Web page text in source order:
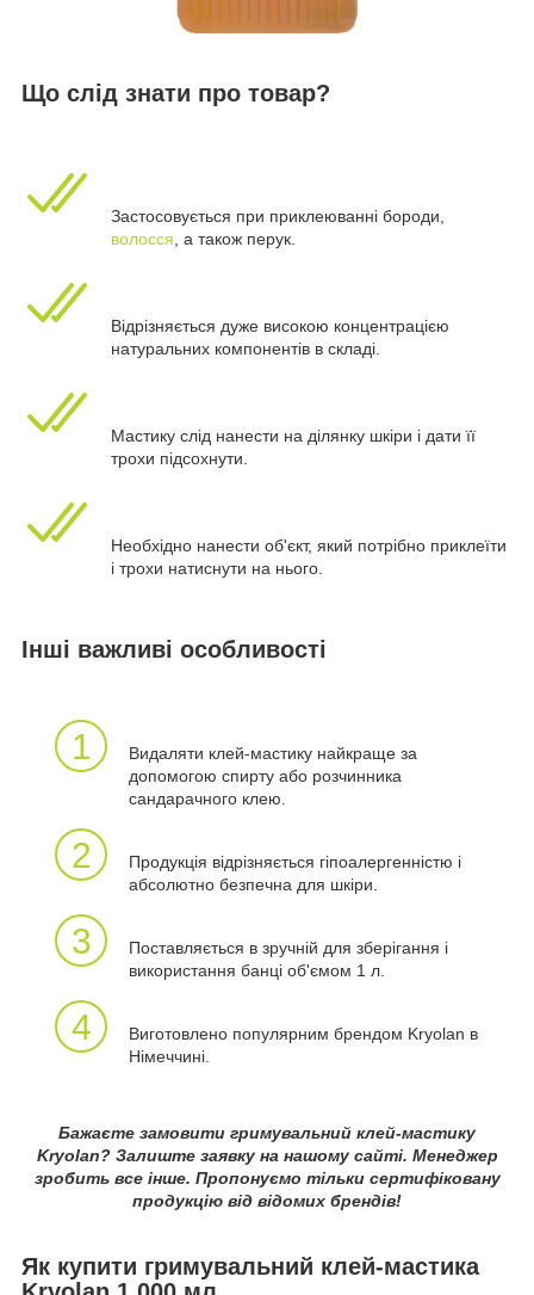
Що слід знати про товар?
Застосовується при приклеюванні бороди,
волосся, а також перук.
Відрізняється дуже високою концентрацією
натуральних компонентів в складі.
Мастику слід нанести на ділянку шкіри і дати її
трохи підсохнути.
Необхідно нанести об'єкт, який потрібно приклеїти
і трохи натиснути на нього.
Інші важливі особливості
1
Видаляти клей-мастику найкраще за
допомогою спирту або розчинника
сандарачного клею.
2
Продукція відрізняється гіпоалергенністю і
абсолютно безпечна для шкіри.
3
Поставляється в зручній для зберігання і
використання банці об'ємом 1 л.
4
Виготовлено популярним брендом Kryolan в
Німеччині.
Бажаєте замовити гримувальний клей-мастику
Kryolan? Залиште заявку на нашому сайті. Менеджер
зробить все інше. Пропонуємо тільки сертифіковану
продукцію від відомих брендів!
Як купити гримувальний клей-мастика